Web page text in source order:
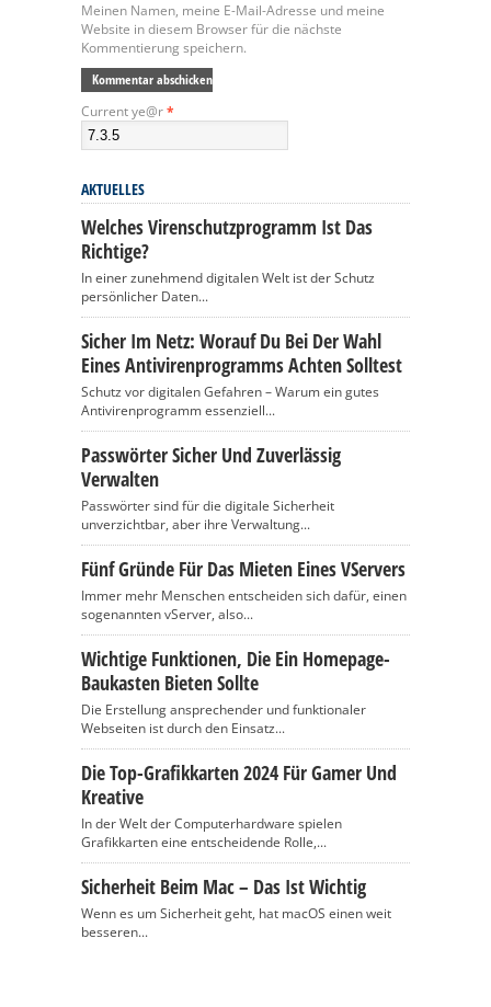
Meinen Namen, meine E-Mail-Adresse und meine
Website in diesem Browser für die nächste
Kommentierung speichern.
Current ye@r*
AKTUELLES
Welches Virenschutzprogramm Ist Das
Richtige?
In einer zunehmend digitalen Welt ist der Schutz
persönlicher Daten...
Sicher Im Netz: Worauf Du Bei Der Wahl
Eines Antivirenprogramms Achten Solltest
Schutz vor digitalen Gefahren – Warum ein gutes
Antivirenprogramm essenziell...
Passwörter Sicher Und Zuverlässig
Verwalten
Passwörter sind für die digitale Sicherheit
unverzichtbar, aber ihre Verwaltung...
Fünf Gründe Für Das Mieten Eines VServers
Immer mehr Menschen entscheiden sich dafür, einen
sogenannten vServer, also...
Wichtige Funktionen, Die Ein Homepage-
Baukasten Bieten Sollte
Die Erstellung ansprechender und funktionaler
Webseiten ist durch den Einsatz...
Die Top-Grafikkarten 2024 Für Gamer Und
Kreative
In der Welt der Computerhardware spielen
Grafikkarten eine entscheidende Rolle,...
Sicherheit Beim Mac – Das Ist Wichtig
Wenn es um Sicherheit geht, hat macOS einen weit
besseren...